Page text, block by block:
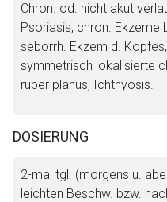
Chron. od. nicht akut
Psoriasis, chron. Ekzeme
seborrh. Ekzem d.
symmetrisch lokalisierte
ruber planus, Ichthyosis.
DOSIERUNG
2-mal tgl. (morgens u.
leichten Beschw. bzw.
Aufruf einer
Der von Ihnen